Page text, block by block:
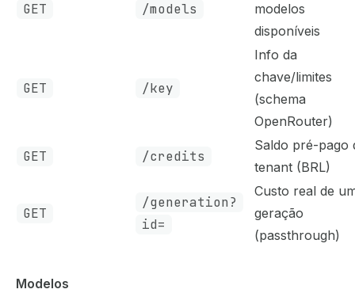
GET /models
modelos
disponíveis
GET /key
Info da
chave/limites
(schema
OpenRouter)
GET /credits
Saldo pré-pago
tenant (BRL)
GET
/generation?
id=
Custo real de
geração
(passthrough)
Modelos